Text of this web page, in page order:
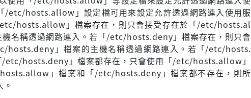
/etc/hosts.allow」設定檔可用來設定允許透過網路連入使用服
hosts.allow」檔案存在，則只會接受存在於「/etc/hosts.al
名稱透過網路連入。若「/etc/hosts.deny」檔案存在，則只會
hosts.deny」檔案的主機名稱透過網路連入。若「/etc/hosts.
etc/hosts.deny」檔案都存在，只會使用「/etc/hosts.allow」
」檔案和「/etc/hosts.deny」檔案都不存在，則所